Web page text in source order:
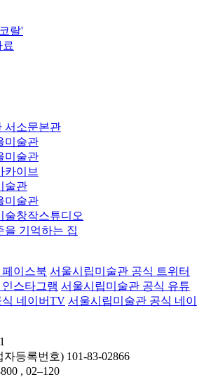
랄'
소문본관
미술관
미술관
이브
술관
미술관
창작스튜디오
기억하는 집
이스북 서울시립미술관 공식 트위터
스타그램 서울시립미술관 공식 유튜
네이버TV
등록번호) 101-83-02866